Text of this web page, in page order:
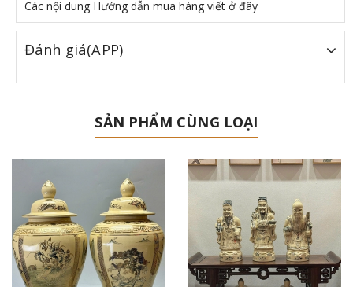
Các nội dung Hướng dẫn mua hàng viết ở đây
Đánh giá(APP)
SẢN PHẨM CÙNG LOẠI